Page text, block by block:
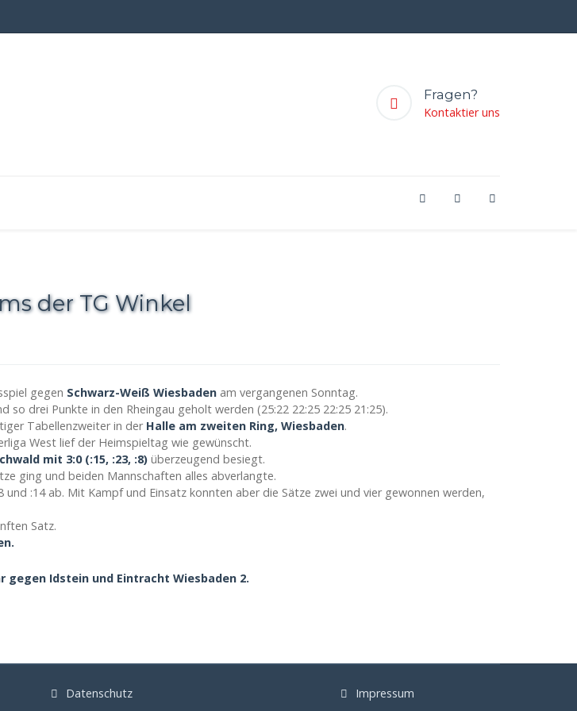
Fragen?
Kontaktier uns
der TG Winkel
gegen Schwarz-Weiß Wiesbaden am vergangenen Sonntag.
drei Punkte in den Rheingau geholt werden (25:22 22:25 22:25 21:25).
Tabellenzweiter in der Halle am zweiten Ring, Wiesbaden.
West lief der Heimspieltag wie gewünscht.
mit 3:0 (:15, :23, :8) überzeugend besiegt.
ging und beiden Mannschaften alles abverlangte.
:14 ab. Mit Kampf und Einsatz konnten aber die Sätze zwei und vier gewonnen werden,
Satz.
gegen Idstein und Eintracht Wiesbaden 2.
Datenschutz Impressum